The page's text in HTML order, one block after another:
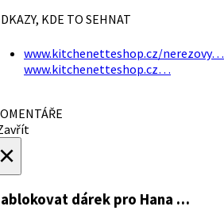
KDE TO SEHNAT
www.kitchenetteshop.cz/nerezovy…
www.kitchenetteshop.cz…
dárek pro Hana …